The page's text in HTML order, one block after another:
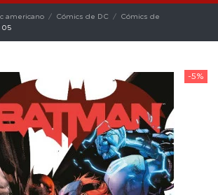
americano Cómics de DC
Cómics de
05
-5%